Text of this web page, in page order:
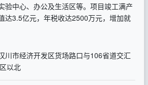
验中心、办公及生活区等。项目竣工满产
达3.5亿元，年税收达2500万元，增加就
川市经济开发区货场路口与106省道交汇
以北